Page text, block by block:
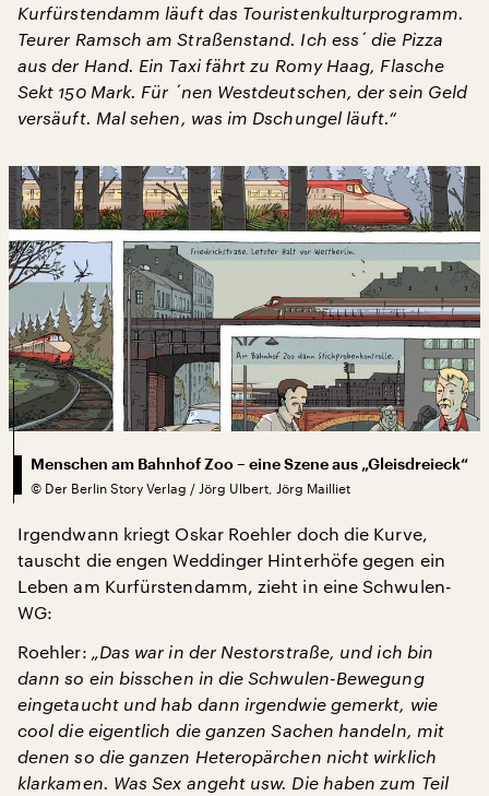
Kurfürstendamm läuft das Touristenkulturprogramm.
Teurer Ramsch am Straßenstand. Ich ess´ die Pizza
aus der Hand. Ein Taxi fährt zu Romy Haag, Flasche
Sekt 150 Mark. Für ´nen Westdeutschen, der sein Geld
versäuft. Mal sehen, was im Dschungel läuft.“
Menschen am Bahnhof Zoo – eine Szene aus „Gleisdreieck“
© Der Berlin Story Verlag / Jörg Ulbert, Jörg Mailliet
Irgendwann kriegt Oskar Roehler doch die Kurve,
tauscht die engen Weddinger Hinterhöfe gegen ein
Leben am Kurfürstendamm, zieht in eine Schwulen-
WG:
Roehler: „Das war in der Nestorstraße, und ich bin
dann so ein bisschen in die Schwulen-Bewegung
eingetaucht und hab dann irgendwie gemerkt, wie
cool die eigentlich die ganzen Sachen handeln, mit
denen so die ganzen Heteropärchen nicht wirklich
klarkamen. Was Sex angeht usw. Die haben zum Teil